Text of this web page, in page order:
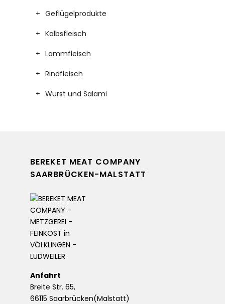
Geflügelprodukte
Kalbsfleisch
Lammfleisch
Rindfleisch
Wurst und Salami
BEREKET MEAT COMPANY
SAARBRÜCKEN-MALSTATT
Anfahrt
Breite Str. 65,
66115 Saarbrücken(Malstatt)